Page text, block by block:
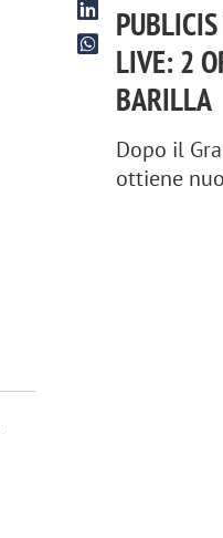
LIVE: 2
BARILLA
Dopo il
ottiene